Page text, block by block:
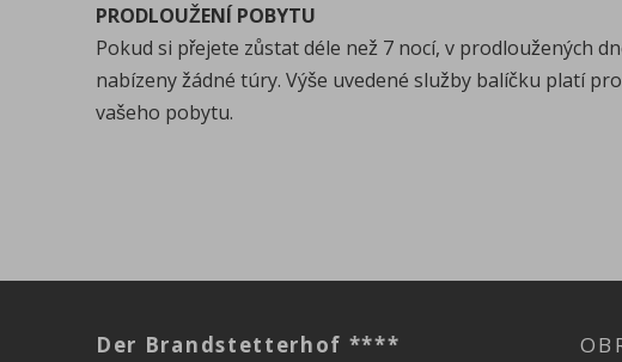
PRODLOUŽENÍ POBYTU
Pokud si přejete zůstat déle než 7 nocí, v prodloužených
nabízeny žádné túry. Výše uvedené služby balíčku platí
vašeho pobytu.
Der Brandstetterhof ****